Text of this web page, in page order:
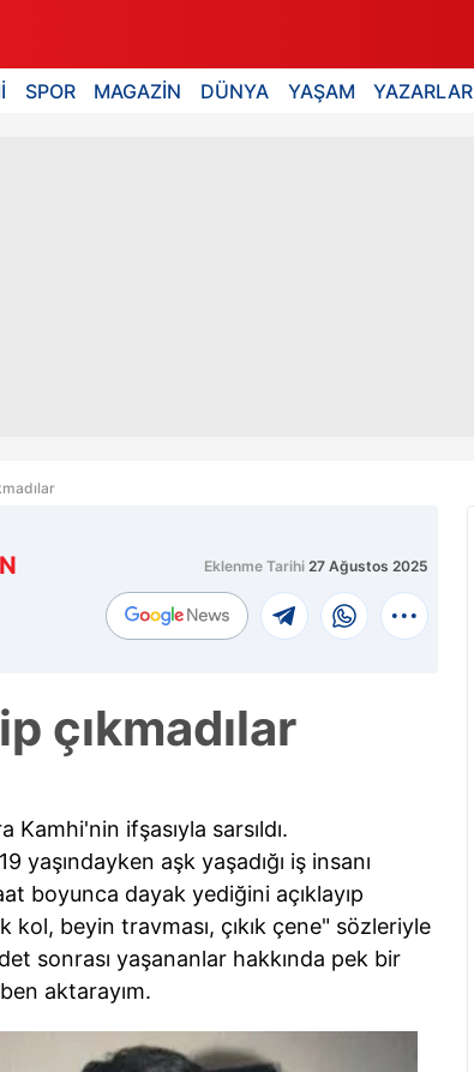
SPOR MAGAZİN DÜNYA YAŞAM YAZARLAR
çıkmadılar
Eklenme Tarihi 27 Ağustos 2025
Kamhi'nin ifşasıyla sarsıldı.
yaşındayken aşk yaşadığı iş insanı
boyunca dayak yediğini açıklayıp
kol, beyin travması, çıkık çene" sözleriyle
sonrası yaşananlar hakkında pek bir
aktarayım.